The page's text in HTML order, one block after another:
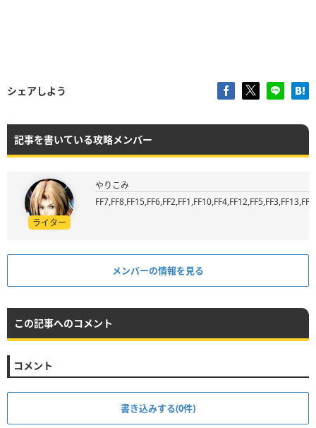
シェアしよう
記事を書いている攻略メンバー
ライター
やりこみ
FF7,FF8,FF15,FF6,FF2,FF1,FF10,FF4,FF12,FF5,FF3,FF13,FF9
メンバーの情報を見る
この記事へのコメント
コメント
書き込みする(0件)